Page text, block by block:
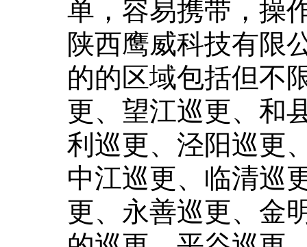
单，容易携带，操
陕西鹰威科技有限公司负责销售慧友安巡更的的区域包括但不限于瑞金巡更、逊克巡更、望江巡更、和县的巡更、温岭巡更、监利巡更、泾阳巡更、盐亭巡更、桑日巡更、中江巡更、临清巡更、昂仁巡更、梧州巡更、永善巡更、金明巡更、迎江巡更、蓟县的巡更、平谷巡更、香坊巡更、周至巡更、南山巡更、中山巡更、南陵巡更、潜江巡更、绍兴巡更、台安巡更、密云巡更、哈密巡更、靖安巡更、新华巡更、琼海巡更、石家庄巡更、金川巡更、正蓝旗巡更、洋县的巡更、五原巡更、藤县的巡更、宁县的巡更、金塔巡更、宣汉巡更、栖霞巡更、丰润巡更、黄州巡更、兴义巡更、井陉矿巡更、阜新巡更、北戴河巡更、昭苏巡更、四子王旗巡更、杨陵巡更、利川巡更、兰西巡更、田家庵巡更、裕民巡更、渭滨巡更、临桂巡更、孝昌巡更、德宏巡更、余姚巡更、叶城巡更、井研巡更、金昌巡更、景洪巡更、张家川巡更、平泉巡更、化州巡更、根河巡更、资阳巡更、江津巡更、乌兰察布巡更、枝江巡更、铜仁巡更、文登巡更、白银巡更、蔡甸巡更、琼中巡更、鄱阳巡更、龙潭巡更、郧西巡更、金堂巡更、曹妃甸巡更、温宿巡更、清徐巡更、苍梧巡更、长兴巡更、路南巡更、武侯巡更、台山巡更、平阳巡更、泸县的巡更、常宁巡更、仪陇巡更、阳信巡更、石渠巡更、巨野巡更、莱城巡更、峰峰矿巡更、昌乐巡更、盘县的巡更、龙口巡更、兰考巡更、宏伟巡更、芦溪巡更、天门巡更、波密巡更、宽甸巡更、息县的巡更、镇江巡更、通山巡更、锡林浩特巡更、秦淮巡更、朗县的巡更、巨鹿巡更、惠农巡更、泸溪巡更、鄂尔多斯巡更、蚌山巡更、鼓楼巡更、吴江巡更、上城巡更、城中巡更、镇康巡更、淮上巡更、抚松巡更、丰南巡更、鹰潭巡更、曲松巡更、马鞍山巡更、衡山巡更、岚县的巡更、门头沟巡更、巴青巡更、图木舒克巡更、肃北巡更、达州巡更、红古巡更、大余巡更、绛县的巡更、常熟巡更、玉州巡更、合川巡更、柯城巡更、盘山巡更、北碚巡更、秦安巡更、武都巡更、永修巡更、石柱巡更、定兴巡更、磐安巡更、廉江巡更、开原巡更、文安巡更、固阳巡更、姚安巡更、浙江巡更、长治巡更、海口巡更、临安巡更、寻甸巡更、利辛巡更、商都巡更、澜沧巡更、龙陵巡更、浦东新巡更、杨浦巡更、郾城巡更、名山巡更、濮阳巡更、日土巡更、凤阳巡更、玄武巡更、积石山巡更、江油巡更、永川巡更、高台巡更、襄州巡更、信州巡更、剑阁巡更、郯城巡更、黎川巡更、阳东巡更、江夏巡更、调兵山巡更、广元巡更、新丰巡更、民勤巡更、信宜巡更、清河巡更、苏家屯巡更、嘉善巡更、隆尧巡更、周宁巡更、凤冈巡更、丰台巡更、泽州巡更、濉溪巡更、永吉巡更、类乌齐巡更、武陵巡更、广河巡更、莘县的巡更、杜尔伯特巡更、柞水巡更、钟山巡更、博兴巡更、桃山巡更、镇沅巡更、鄂托克旗巡更、永济巡更、贵溪巡更、番禺巡更、英德巡更、商水巡更、梨树巡更、西丰巡更、八公山巡更、乐陵巡更、宽城巡更、双江巡更、石拐巡更、南岸巡更、鄂州巡更、衢江巡更、资溪巡更、留坝巡更、汶上巡更、张家界巡更、山南巡更、松滋巡更、辽源巡更、镇坪巡更、吕梁巡更、塔河巡更、城厢巡更、新平巡更、天河巡更、聂拉木巡更、蒸湘巡更、新龙巡更、汕尾巡更、金水巡更、太湖巡更、会同巡更、临湘巡更、虞城巡更、沧县的巡更、驻马店巡更、霞浦巡更、岚皋巡更、美姑巡更、杞县的巡更、船山巡更、绥阳巡更、四川巡更、庆元巡更、旅顺口巡更、陇川巡更、迁西巡更、紫金巡更、简阳巡更、炎陵巡更、延安巡更、绥芬河巡更、当涂巡更、苍南巡更、雨花巡更、沅江巡更、德清巡更、恒山巡更、公安巡更、湖南巡更、昭通巡更、清水巡更、山东巡更、路桥巡更、白水巡更、湘阴巡更、加查巡更、曲阜巡更、张店巡更、轮台巡更、罗田巡更、酉阳巡更、萍乡巡更、会理巡更、文圣巡更、乌鲁木齐巡更、吉州巡更、旌德巡更、平顺巡更、清城巡更、元氏巡更、成武巡更、高坪巡更、德城巡更、平武巡更、惠山巡更、普宁巡更、东城巡更、维西巡更、东兴巡更、佛山巡更、永和巡更、龙山巡更、菏泽巡更、徐州巡更、东胜巡更、民和巡更、江东巡更、南康巡更、滨湖巡更、河北巡更、宜良巡更、舒城巡更、莱芜巡更、汾西巡更、彭阳巡更、福安巡更、武邑巡更、龙马潭巡更、高要巡更、和顺巡更、景泰巡更、木兰巡更、丹凤巡更、营山巡更、方城巡更、乌审旗巡更、塔城巡更、巴中巡更、怀集巡更、饶平巡更、大新巡更、陵川巡更、双鸭山巡更、忻州巡更、綦江巡更、港北巡更、从化巡更、青秀巡更、太平巡更、山阴巡更、红岗巡更、广陵巡更、都安巡更、东丰巡更、珠山巡更、玛纳斯巡更、博罗巡更、兴宁巡更、达孜巡更、梓潼巡更、滦县的巡更、南雄巡更、金秀巡更、边坝巡更、洞头巡更、西安巡更、拱墅巡更、建阳巡更、泰来巡更、兴城巡更、金城江巡更、天峨巡更、黄岩巡更、福州巡更、古浪巡更、新田巡更、西岗巡更、盐边巡更、荷塘巡更、石棉巡更、平昌巡更、钦南巡更、邕宁巡更、顺城巡更、渠县的巡更、爱辉巡更、阳西巡更、雨山巡更、澳门巡更、博尔塔拉巡更、绵阳巡更、柳河巡更、博乐巡更、荆州巡更、万全巡更、天柱巡更、献县的巡更、宜春巡更、威海巡更、耒阳巡更、奎文巡更、浦口巡更、青冈巡更、康马巡更、库车巡更、白塔巡更、达日巡更、兴隆台巡更、咸阳巡更、晴隆巡更、吴桥巡更、安平巡更、张掖巡更、都江堰巡更、古塔巡更、乐昌巡更、平远巡更、覃塘巡更、神木巡更、胶南巡更、克孜勒苏巡更、望谟巡更、岳塘巡更、淇滨巡更、宣威巡更、枣阳巡更、黔江巡更、威县的巡更、和静巡更、拜泉巡更、龙井巡更、卢龙巡更、登封巡更、连州巡更、马关巡更、云霄巡更、渝北巡更、蓬江巡更、石河子巡更、浮梁巡更、聊城巡更、沐川巡更、庆安巡更、临邑巡更、仙桃巡更、苏州巡更、召陵巡更、赤水巡更、丰镇巡更、黔东南巡更、沙坪坝巡更、岳阳楼巡更、焦作巡更、曲靖巡更、巧家巡更、泾源巡更、松山巡更、牧野巡更、海州巡更、嵩明巡更、海阳巡更、两当巡更、渝水巡更、巩义巡更、连云港巡更、平原巡更、京口巡更、元谋巡更、诸暨巡更、嫩江巡更、武陵源巡更、宣化巡更、雷州巡更、沽源巡更、扶余巡更、兴文巡更、通渭巡更、呼伦贝尔巡更、武胜巡更、呼兰巡更、洛浦巡更、天台巡更、顺平巡更、璧山巡更、荔蒲巡更、将乐巡更、贺兰巡更、柯坪巡更、昌吉巡更、华安巡更、洪江巡更、青原巡更、西乡塘巡更、岳西巡更、源汇巡更、临沭巡更、石城巡更、黑龙江巡更、尼木巡更、松原巡更、齐齐哈尔巡更、洪湖巡更、茂名巡更、洱源巡更、玉林巡更、漯河巡更、翁源巡更、宝鸡巡更、青山湖巡更、襄垣巡更、高邑巡更、郓城巡更、石狮巡更、东辽巡更、乾县的巡更、曲沃巡更、南阳巡更、槐荫巡更、静宁巡更、楚雄巡更、新密巡更、泰州巡更、邓州巡更、仙游巡更、沧源巡更、泗县的巡更、宁海巡更、容县的巡更、万柏林巡更、新浦巡更、果洛巡更、青白江巡更、汤旺河巡更、剑河巡更、镇平巡更、烈山巡更、唐县的巡更、白沙巡更、都昌巡更、呼玛巡更、石鼓巡更、若尔盖巡更、竹山巡更、深圳巡更、尼玛巡更、高港巡更、东县的巡更、汝州巡更、阿城巡更、巴马巡更、昌都巡更、西乡巡更、宁晋巡更、永泰巡更、海南巡更、海沧巡更、尖草坪巡更、美兰巡更、兖州巡更、西吉巡更、乌当巡更、博白巡更、荥阳巡更、景县的巡更、察雅巡更、平湖巡更、定西巡更、禹城巡更、成安巡更、苍溪巡更、灵寿巡更、陇西巡更、新安巡更、贵南巡更、永城巡更、东光巡更、埇桥巡更、新民巡更、蔚县的巡更、肥东巡更、代县的巡更、德安巡更、翔安巡更、利通巡更、南长巡更、永年巡更、巴音郭楞巡更、平南巡更、六盘水巡更、江陵巡更、汪清巡更、合江巡更、平利巡更、吴中巡更、咸安巡更、漠河巡更、岑溪巡更、利州巡更、连平巡更、沙雅巡更、芦淞巡更、金乡巡更、阜阳巡更、海港巡更、马尔康巡更、隆昌巡更、雨湖巡更、阳谷巡更、章贡巡更、施甸巡更、丽水巡更、邵东巡更、霍城巡更、复兴巡更、仪征巡更、奉新巡更、索县的巡更、大理巡更、平塘巡更、建邺巡更、封丘巡更、晋中巡更、细河巡更、汤原巡更、武城巡更、盐源巡更、郸城巡更、长垣巡更、江山巡更、金华巡更、江城巡更、无锡巡更、库伦旗巡更、寿县的巡更、南平巡更、津县的巡更、敦化巡更、贺州巡更、东宁巡更、广饶巡更、金寨巡更、饶阳巡更、白玉巡更、铜梁巡更、淮南巡更、桂东巡更、鄢陵巡更、五河巡更、襄汾巡更、贵州巡更、中阳巡更、五峰巡更、漳县的巡更、泸州巡更、凯里巡更、珲春巡更、衡南巡更、常州巡更、吴兴巡更、右江巡更、梅江巡更、秀屿巡更、溪湖巡更、甘泉巡更、林州巡更、浮山巡更、泰安巡更、临翔巡更、郫县的巡更、富民巡更、五华巡更、正安巡更、临潭巡更、宿豫巡更、北票巡更、泸水巡更、乡城巡更、玉龙巡更、沿滩巡更、南岔巡更、伊吾巡更、湟源巡更、满洲里巡更、洛龙巡更、峨眉山巡更、麦盖提巡更、东阳巡更、昌宁巡更、石阡巡更、玉溪巡更、班玛巡更、德令哈巡更、宿松巡更、噶尔巡更、坊子巡更、化德巡更、茅箭巡更、阿勒泰巡更、江华巡更、阜平巡更、大洼巡更、牡丹江巡更、信阳巡更、古丈巡更、龙里巡更、浦北巡更、宜昌巡更、孝感巡更、通辽巡更、邵武巡更、卫东巡更、汉中巡更、北关巡更、潞城巡更、乐至巡更、任丘巡更、烟台巡更、淄川巡更、义乌巡更、红山巡更、天元巡更、哈巴河巡更、杭锦旗巡更、丰县的巡更、紫云巡更、东昌巡更、绥棱巡更、象州巡更、越西巡更、望城巡更、临澧巡更、黄冈巡更、博望巡更、闽清巡更、福鼎巡更、兴化巡更、东莞巡更、吴堡巡更、富平巡更、南湖巡更、元宝巡更、绥滨巡更、北镇巡更、仁寿巡更、广平巡更、梁山巡更、宝清巡更、莲都巡更、永丰巡更、富县的巡更、疏附巡更、榆林巡更、镶黄旗巡更、稻城巡更、张家港巡更、芙蓉巡更、兴仁巡更、万载巡更、措勤巡更、潼关巡更、易门巡更、韶关巡更、习水巡更、阜康巡更、修水巡更、马尾巡更、盐田巡更、铁力巡更、蛟河巡更、繁峙巡更、建瓯巡更、彭泽巡更、新化巡更、井陉巡更、贵阳巡更、蒙山巡更、湖口巡更、织金巡更、大冶巡更、淳安巡更、甘州巡更、北安巡更、广西巡更、南乐巡更、巢湖巡更、中站巡更、三江巡更、兰溪巡更、平乐巡更、澄海巡更、蒲县的巡更、六枝特巡更、方正巡更、宁波巡更、万宁巡更、肃宁巡更、延平巡更、平潭巡更、陆川巡更、庆云巡更、会东巡更、陈仓巡更、尼勒克巡更、顺德巡更、宁洱巡更、卢氏巡更、白碱滩巡更、道里巡更、乌苏巡更、抚州巡更、宣州巡更、格尔木巡更、仁和巡更、淄博巡更、铁山港巡更、墨江巡更、越城巡更、昌黎巡更、新和巡更、城西巡更、新津巡更、和田巡更、南召巡更、临西巡更、嘉定巡更、定襄巡更、乌伊岭巡更、玛沁巡更、梅里斯巡更、丹棱巡更、三门峡巡更、盐都巡更、德昌巡更、南安巡更、凤县的巡更、广宁巡更、狮子山巡更、下关巡更、天镇巡更、武昌巡更、大武口巡更、阳朔巡更、龙文巡更、鹿邑巡更、德江巡更、揭东巡更、中宁巡